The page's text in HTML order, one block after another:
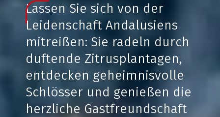
Lassen Sie sich von der
Leidenschaft Andalusiens
mitreißen: Sie radeln durch
duftende Zitrusplantagen,
entdecken geheimnisvolle
Schlösser und genießen die
herzliche Gastfreundschaft